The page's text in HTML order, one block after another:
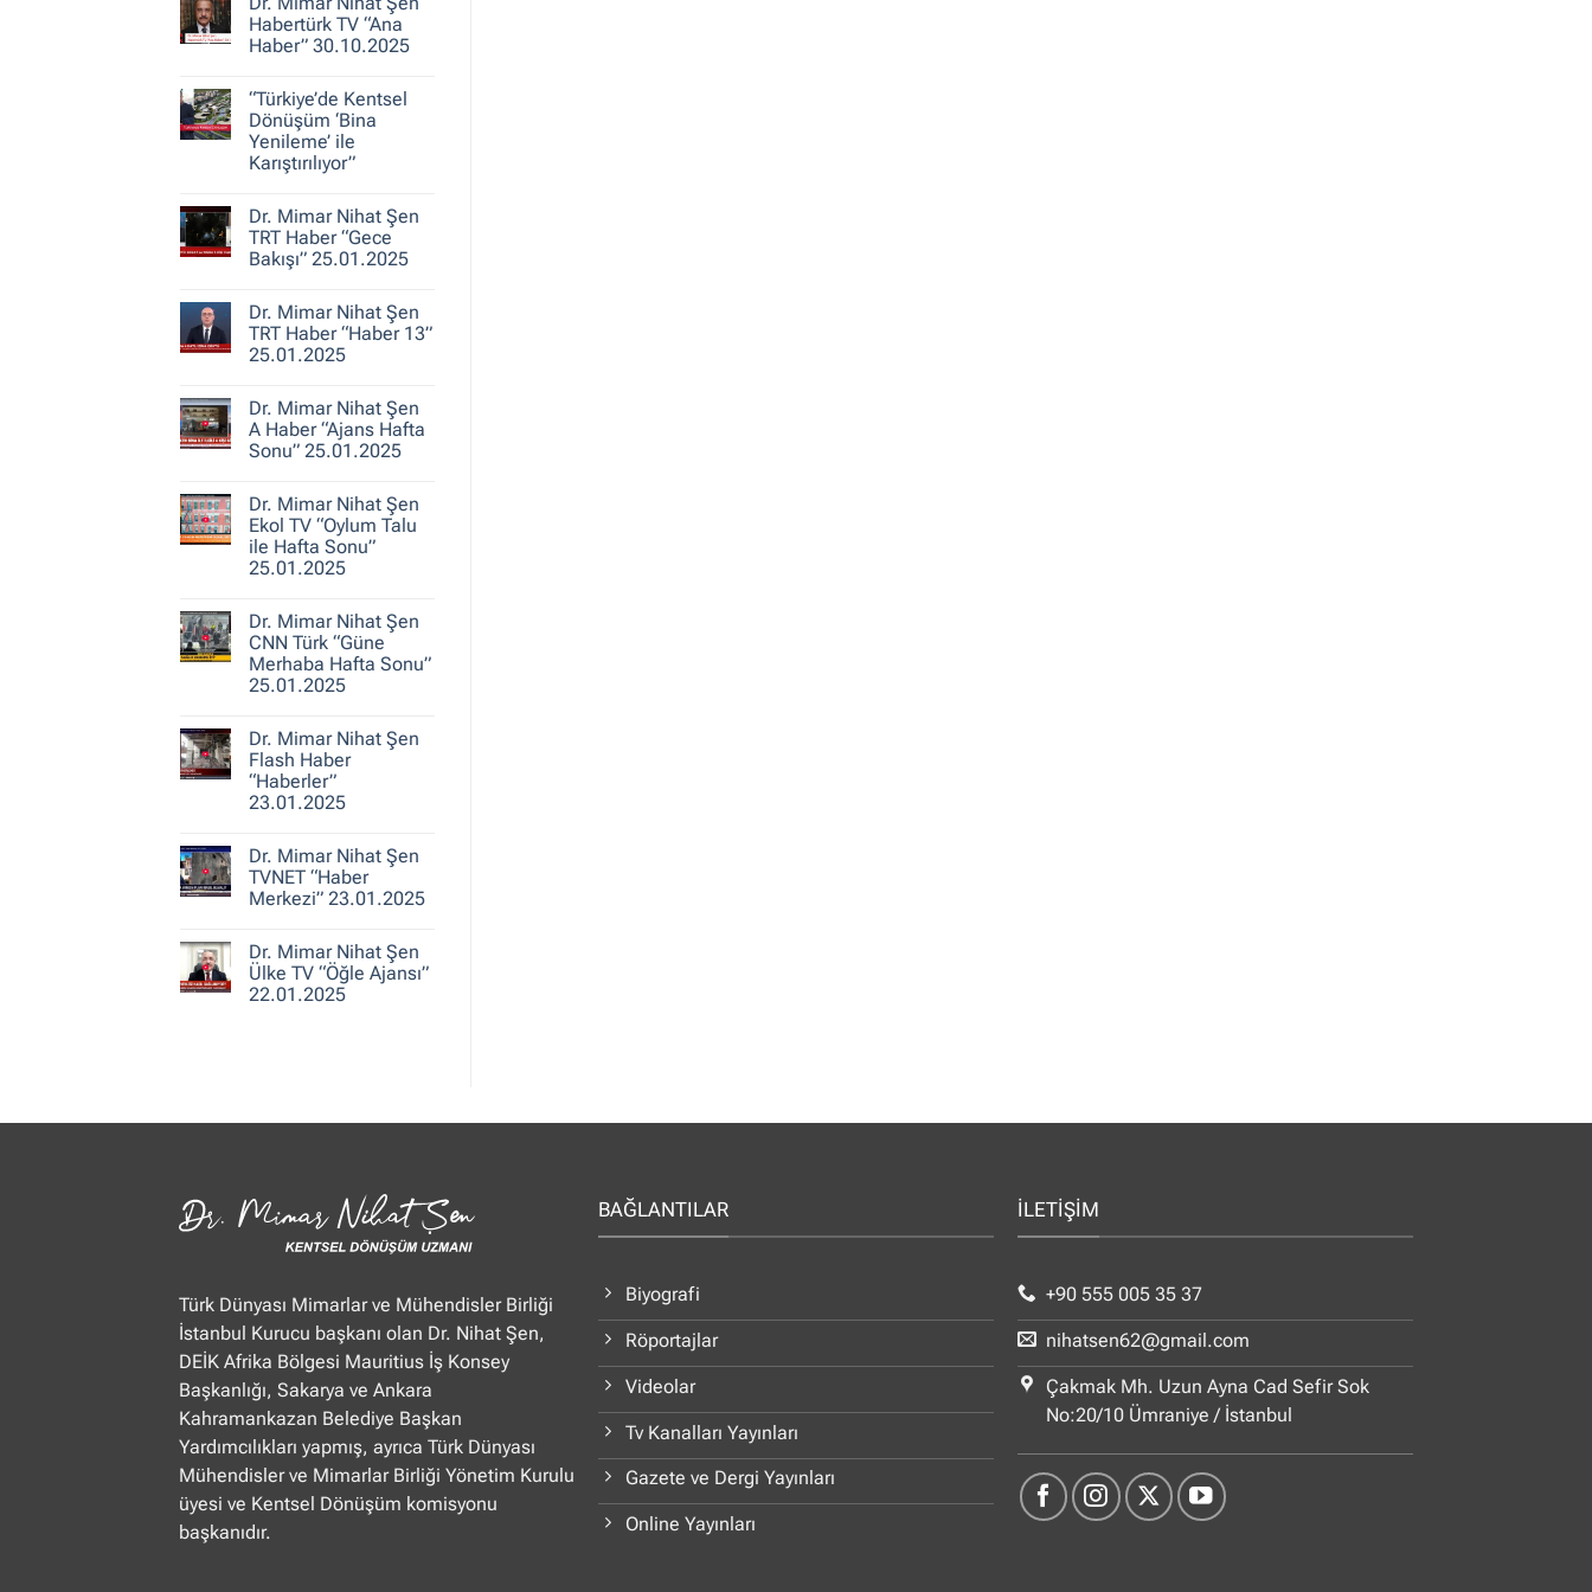
Dr.
Mimar
Nihat
Şen
Hikayeleri
–
Belediye
Gerçeği
Habertürk TV “Ana
Haber” 30.10.2025
Dr.
Mimar
Nihat
Şen
Habertürk
Haber”
30.10.2025
“Türkiye’de Kentsel
Dönüşüm ‘Bina
Yenileme’ ile
Karıştırılıyor”
“Türkiye’de
Kentsel
Dönüşüm
‘Bina
Karıştırılıyor”
Dr. Mimar Nihat Şen
TRT Haber “Gece
Bakışı” 25.01.2025
Dr.
Mimar
Nihat
Şen
“Gece
Bakışı”
25.01.2025
Dr. Mimar Nihat Şen
TRT Haber “Haber 13”
25.01.2025
Dr.
Mimar
Nihat
Şen
“Haber
13”
25.01.2025
Dr. Mimar Nihat Şen
A Haber “Ajans Hafta
Sonu” 25.01.2025
Dr.
Mimar
Nihat
Şen
A
Hafta
Sonu”
25.01.2025
Dr. Mimar Nihat Şen
Ekol TV “Oylum Talu
ile Hafta Sonu”
25.01.2025
Dr.
Mimar
Nihat
Şen
Ekol
Talu
ile
Hafta
Sonu”
25.01.2025
Dr. Mimar Nihat Şen
CNN Türk “Güne
Merhaba Hafta Sonu”
25.01.2025
Dr.
Mimar
Nihat
Şen
CNN
Merhaba
Hafta
Sonu”
25.01.2025
Dr. Mimar Nihat Şen
Flash Haber
“Haberler”
23.01.2025
Dr.
Mimar
Nihat
Şen
“Haberler”
23.01.2025
Dr. Mimar Nihat Şen
TVNET “Haber
Merkezi” 23.01.2025
Dr.
Mimar
Nihat
Şen
Dr. Mimar Nihat Şen
Ülke TV “Öğle Ajansı”
22.01.2025
TV
Türk Dünyası Mimarlar ve Mühendisler Birliği
İstanbul Kurucu başkanı olan Dr. Nihat Şen,
DEİK Afrika Bölgesi Mauritius İş Konsey
Başkanlığı, Sakarya ve Ankara
Kahramankazan Belediye Başkan
Yardımcılıkları yapmış, ayrıca Türk Dünyası
Mühendisler ve Mimarlar Birliği Yönetim Kurulu
üyesi ve Kentsel Dönüşüm komisyonu
başkanıdır.
BAĞLANTILAR
Biyografi
Röportajlar
Videolar
Tv Kanalları Yayınları
Gazete ve Dergi Yayınları
Online Yayınları
İLETİŞİM
+90 555 005 35 37
nihatsen62@gmail.com
Çakmak Mh. Uzun Ayna Cad Sefir Sok
No:20/10 Ümraniye / İstanbul